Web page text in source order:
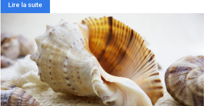
Lire la suite